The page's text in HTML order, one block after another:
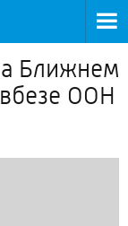
Ближнем
ООН